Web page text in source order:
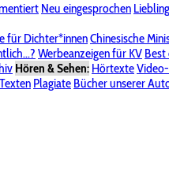
Neu eingesprochen
für Dichter*innenChinesische
Werbeanzeigen für KV Best
Hören & Sehen: Hörtexte
Plagiate Bücher unserer
führen zu KVPasswort vergessen?
Impressum